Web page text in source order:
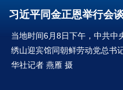
习近平同金正恩举行会
当地时间6月8日下午，中共中
绣山迎宾馆同朝鲜劳动党总书
华社记者 燕雁 摄